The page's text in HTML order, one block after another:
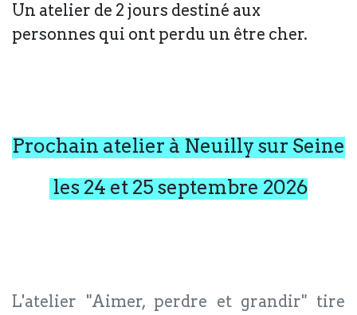
Un atelier de 2 jours destiné aux
personnes qui ont perdu un être cher.
Prochain atelier à Neuilly sur Seine
les 24 et 25 septembre 2026
L'atelier "Aimer, perdre et grandir" tire